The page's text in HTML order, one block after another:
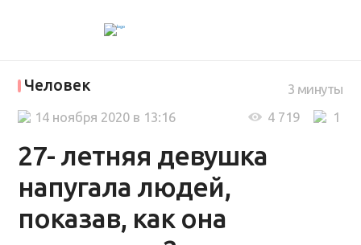
Человек
27- летняя девушка
напугала людей,
показав, как она
3 минуты
1
4 719
14 ноября 2020 в 13:16